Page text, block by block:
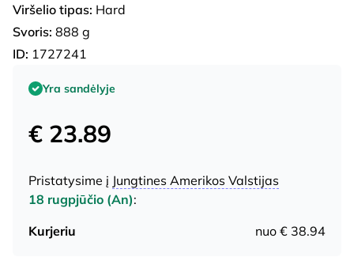
Viršelio tipas: Hard
Svoris: 888 g
ID: 1727241
Yra sandėlyje
€ 23.89
Pristatysime į Jungtines Amerikos Valstijas
18 rugpjūčio (An):
Kurjeriu
nuo € 38.94